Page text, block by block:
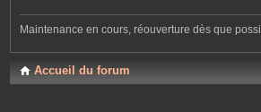
Maintenance en cours, réouverture dès que
Accueil du forum